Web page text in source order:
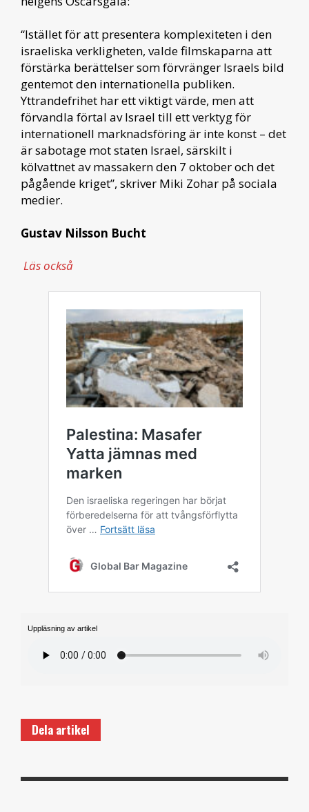
“Istället för att presentera komplexiteten i den
israeliska verkligheten, valde filmskaparna att
förstärka berättelser som förvränger Israels bild
gentemot den internationella publiken.
Yttrandefrihet har ett viktigt värde, men att
förvandla förtal av Israel till ett verktyg för
internationell marknadsföring är inte konst – det
är sabotage mot staten Israel, särskilt i
kölvattnet av massakern den 7 oktober och det
pågående kriget”, skriver Miki Zohar på sociala
medier.
Gustav Nilsson Bucht
Läs också
Uppläsning av artikel
Dela artikel